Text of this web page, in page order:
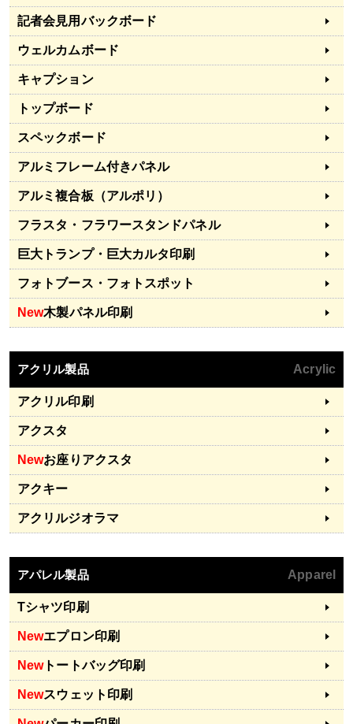
記者会見用バックボード
ウェルカムボード
キャプション
トップボード
スペックボード
アルミフレーム付きパネル
アルミ複合板（アルポリ）
フラスタ・フラワースタンドパネル
巨大トランプ・巨大カルタ印刷
フォトブース・フォトスポット
New木製パネル印刷
アクリル製品 Acrylic
アクリル印刷
アクスタ
Newお座りアクスタ
アクキー
アクリルジオラマ
アパレル製品 Apparel
Tシャツ印刷
Newエプロン印刷
Newトートバッグ印刷
Newスウェット印刷